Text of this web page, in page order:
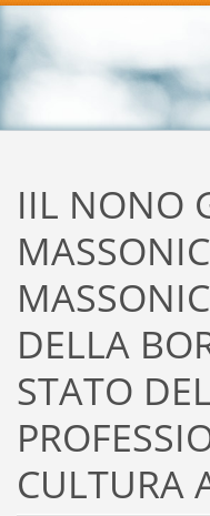
IIL NONO
DELLA
STATO
CULTURA